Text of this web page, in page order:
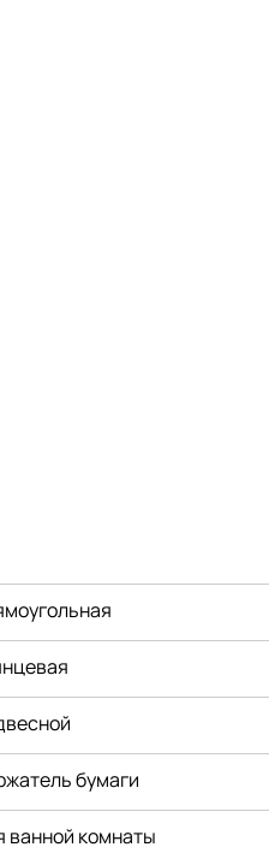
бумаги
ванной комнаты